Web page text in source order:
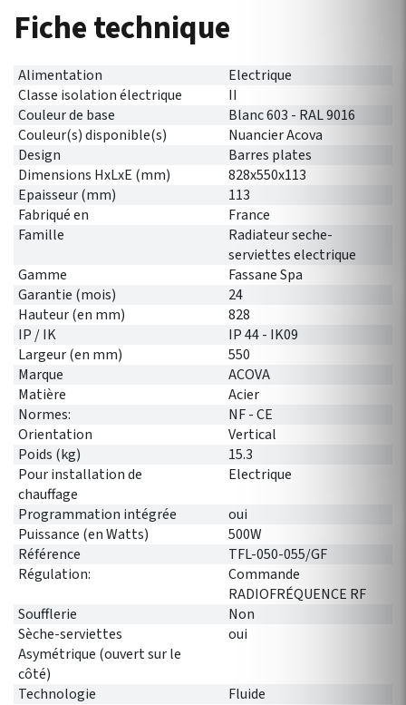
Fiche technique
Alimentation
Electrique
Classe isolation électrique
II
Couleur de base
Blanc 603 - RAL 9016
Couleur(s) disponible(s)
Nuancier Acova
Design
Barres plates
Dimensions HxLxE (mm)
828x550x113
Epaisseur (mm)
113
Fabriqué en
France
Famille
Radiateur seche-
serviettes electrique
Gamme
Fassane Spa
Garantie (mois)
24
Hauteur (en mm)
828
IP / IK
IP 44 - IK09
Largeur (en mm)
550
Marque
ACOVA
Matière
Acier
Normes:
NF - CE
Orientation
Vertical
Poids (kg)
15.3
Pour installation de
chauffage
Electrique
Programmation intégrée
oui
Puissance (en Watts)
500W
Référence
TFL-050-055/GF
Régulation:
Commande
RADIOFRÉQUENCE RF
Soufflerie
Non
Sèche-serviettes
Asymétrique (ouvert sur le
côté)
oui
Technologie Fluide